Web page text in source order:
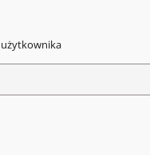
użytkownika